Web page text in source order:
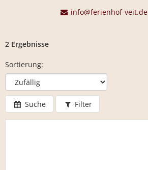
info@ferienhof-veit.de
2 Ergebnisse
Sortierung:
Suche Filter